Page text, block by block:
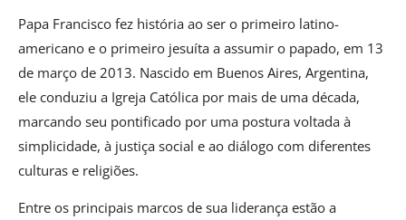
Papa Francisco fez história ao ser o primeiro latino-
americano e o primeiro jesuíta a assumir o papado, em 13
de março de 2013. Nascido em Buenos Aires, Argentina,
ele conduziu a Igreja Católica por mais de uma década,
marcando seu pontificado por uma postura voltada à
simplicidade, à justiça social e ao diálogo com diferentes
culturas e religiões.
Entre os principais marcos de sua liderança estão a